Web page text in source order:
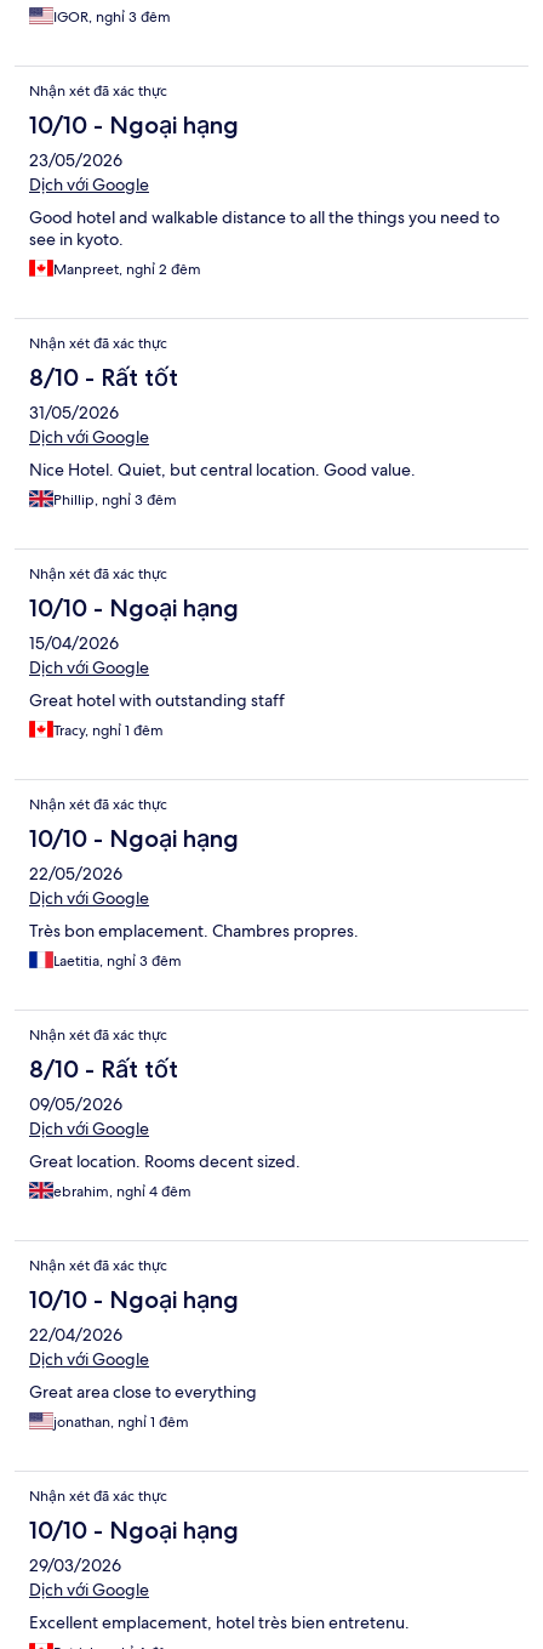
IGOR, nghỉ 3 đêm
Nhận xét đã xác thực
10/10 - Ngoại hạng
23/05/2026
Dịch với Google
Good hotel and walkable distance to all the things you need to
see in kyoto.
Manpreet, nghỉ 2 đêm
Nhận xét đã xác thực
8/10 - Rất tốt
31/05/2026
Dịch với Google
Nice Hotel. Quiet, but central location. Good value.
Phillip, nghỉ 3 đêm
Nhận xét đã xác thực
10/10 - Ngoại hạng
15/04/2026
Dịch với Google
Great hotel with outstanding staff
Tracy, nghỉ 1 đêm
Nhận xét đã xác thực
10/10 - Ngoại hạng
22/05/2026
Dịch với Google
Très bon emplacement. Chambres propres.
Laetitia, nghỉ 3 đêm
Nhận xét đã xác thực
8/10 - Rất tốt
09/05/2026
Dịch với Google
Great location. Rooms decent sized.
ebrahim, nghỉ 4 đêm
Nhận xét đã xác thực
10/10 - Ngoại hạng
22/04/2026
Dịch với Google
Great area close to everything
jonathan, nghỉ 1 đêm
Nhận xét đã xác thực
10/10 - Ngoại hạng
29/03/2026
Dịch với Google
Excellent emplacement, hotel très bien entretenu.